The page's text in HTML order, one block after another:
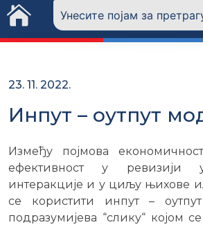
23. 11. 2022.
Инпут – оутпут
Између појмова
ефективност у ревизији
интеракције и у циљу њихове
се користити инпут –
подразумијева “слику“ којом